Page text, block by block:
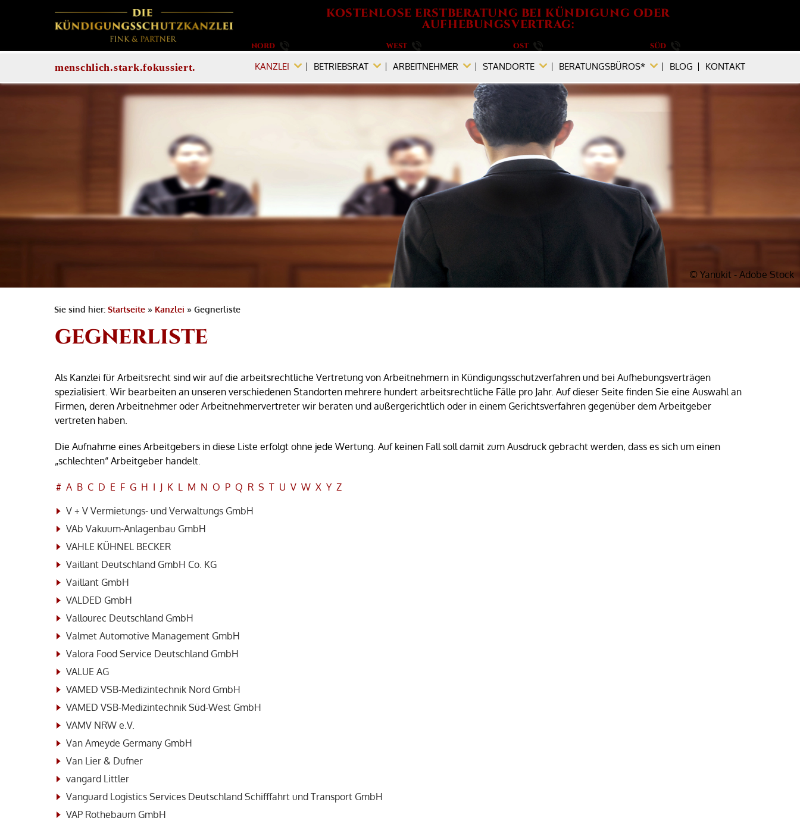
KOSTENLOSE ERSTBERATUNG BEI KÜNDIGUNG ODER
AUFHEBUNGSVERTRAG:
NORD WEST OST SÜD
menschlich.stark.fokussiert. KANZLEI BETRIEBSRAT ARBEITNEHMER STANDORTE BERATUNGSBÜROS* BLOG KONTAKT
© Yanukit - Adobe Stock
Sie sind hier: Startseite» Kanzlei » Gegnerliste
GEGNERLISTE
Als Kanzlei für Arbeitsrecht sind wir auf die arbeitsrechtliche Vertretung von Arbeitnehmern in Kündigungsschutzverfahren und bei Aufhebungsverträgen
spezialisiert. Wir bearbeiten an unseren verschiedenen Standorten mehrere hundert arbeitsrechtliche Fälle pro Jahr. Auf dieser Seite finden Sie eine Auswahl an
Firmen, deren Arbeitnehmer oder Arbeitnehmervertreter wir beraten und außergerichtlich oder in einem Gerichtsverfahren gegenüber dem Arbeitgeber
vertreten haben.
Die Aufnahme eines Arbeitgebers in diese Liste erfolgt ohne jede Wertung. Auf keinen Fall soll damit zum Ausdruck gebracht werden, dass es sich um einen
„schlechten“ Arbeitgeber handelt.
# A B C D E F G H I J K L M N O P Q R S T U V W X Y Z
V + V Vermietungs- und Verwaltungs GmbH
VAb Vakuum-Anlagenbau GmbH
VAHLE KÜHNEL BECKER
Vaillant Deutschland GmbH Co. KG
Vaillant GmbH
VALDED GmbH
Vallourec Deutschland GmbH
Valmet Automotive Management GmbH
Valora Food Service Deutschland GmbH
VALUE AG
VAMED VSB-Medizintechnik Nord GmbH
VAMED VSB-Medizintechnik Süd-West GmbH
VAMV NRW e.V.
Van Ameyde Germany GmbH
Van Lier & Dufner
vangard Littler
Vanguard Logistics Services Deutschland Schifffahrt und Transport GmbH
VAP Rothebaum GmbH